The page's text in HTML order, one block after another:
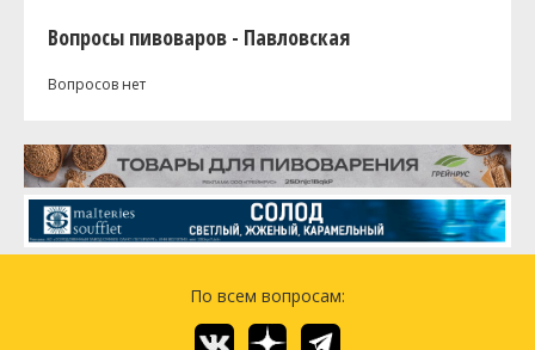
Вопросы пивоваров - Павловская
Вопросов нет
По всем вопросам: